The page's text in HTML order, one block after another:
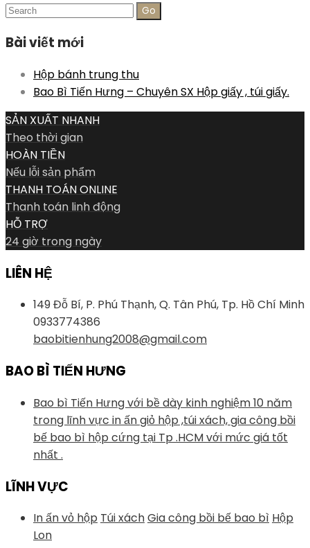
Search
Bài viết mới
Hộp bánh trung thu
Bao Bì Tiến Hưng – Chuyên SX Hộp giấy , túi giấy.
SẢN XUẤT NHANH
Theo thời gian
HOÀN TIỀN
Nếu lỗi sản phẩm
THANH TOÁN ONLINE
Thanh toán linh động
HỖ TRỢ
24 giờ trong ngày
LIÊN HỆ
149 Đỗ Bí, P. Phú Thạnh, Q. Tân Phú, Tp. Hồ Chí Minh
0933774386
baobitienhung2008@gmail.com
BAO BÌ TIẾN HƯNG
Bao bì Tiến Hưng với bề dày kinh nghiệm 10 năm
trong lĩnh vực in ấn giỏ hộp ,túi xách, gia công bồi
bế bao bì hộp cứng tại Tp .HCM với mức giá tốt
nhất .
LĨNH VỰC
In ấn vỏ hộp Túi xáchGia công bồi bế bao bì Hộp
Lon